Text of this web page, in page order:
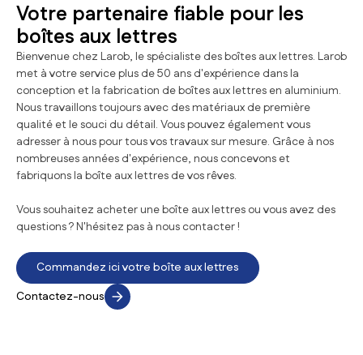
Votre partenaire fiable pour les
boîtes aux lettres
Bienvenue chez Larob, le spécialiste des boîtes aux lettres. Larob
met à votre service plus de 50 ans d'expérience dans la
conception et la fabrication de boîtes aux lettres en aluminium.
Nous travaillons toujours avec des matériaux de première
qualité et le souci du détail. Vous pouvez également vous
adresser à nous pour tous vos travaux sur mesure. Grâce à nos
nombreuses années d'expérience, nous concevons et
fabriquons la boîte aux lettres de vos rêves.
Vous souhaitez acheter une boîte aux lettres ou vous avez des
questions ? N'hésitez pas à nous contacter !
Commandez ici votre boîte aux lettres
Contactez-nous